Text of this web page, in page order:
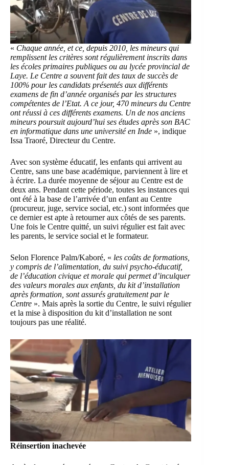
« Chaque année, et ce, depuis 2010, les mineurs qui
remplissent les critères sont régulièrement inscrits dans
les écoles primaires publiques ou au lycée provincial de
Laye. Le Centre a souvent fait des taux de succès de
100% pour les candidats présentés aux différents
examens de fin d’année organisés par les structures
compétentes de l’Etat. A ce jour, 470 mineurs du Centre
ont réussi à ces différents examens. Un de nos anciens
mineurs poursuit aujourd’hui ses études après son BAC
en informatique dans une université en Inde », indique
Issa Traoré, Directeur du Centre.
Avec son système éducatif, les enfants qui arrivent au
Centre, sans une base académique, parviennent à lire et
à écrire. La durée moyenne de séjour au Centre est de
deux ans. Pendant cette période, toutes les instances qui
ont été à la base de l’arrivée d’un enfant au Centre
(procureur, juge, service social, etc.) sont informées que
ce dernier est apte à retourner aux côtés de ses parents.
Une fois le Centre quitté, un suivi régulier est fait avec
les parents, le service social et le formateur.
Selon Florence Palm/Kaboré, « les coûts de formations,
y compris de l’alimentation, du suivi psycho-éducatif,
de l’éducation civique et morale qui permet d’inculquer
des valeurs morales aux enfants, du kit d’installation
après formation, sont assurés gratuitement par le
Centre ». Mais après la sortie du Centre, le suivi régulier
et la mise à disposition du kit d’installation ne sont
toujours pas une réalité.
Réinsertion inachevée